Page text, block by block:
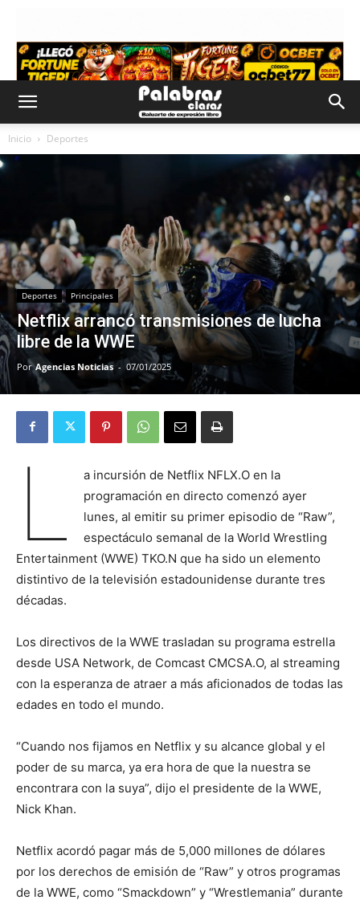
Inicio Deportes
Deportes Principales
Netflix arrancó transmisiones de lucha
libre de la WWE
Por Agencias Noticias - 07/01/2025
L
a incursión de Netflix NFLX.O en la
programación en directo comenzó ayer
lunes, al emitir su primer episodio de “Raw”,
espectáculo semanal de la World Wrestling
Entertainment (WWE) TKO.N que ha sido un elemento
distintivo de la televisión estadounidense durante tres
décadas.
Los directivos de la WWE trasladan su programa estrella
desde USA Network, de Comcast CMCSA.O, al streaming
con la esperanza de atraer a más aficionados de todas las
edades en todo el mundo.
“Cuando nos fijamos en Netflix y su alcance global y el
poder de su marca, ya era hora de que la nuestra se
encontrara con la suya”, dijo el presidente de la WWE,
Nick Khan.
Netflix acordó pagar más de 5,000 millones de dólares
por los derechos de emisión de “Raw” y otros programas
de la WWE, como “Smackdown” y “Wrestlemania” durante